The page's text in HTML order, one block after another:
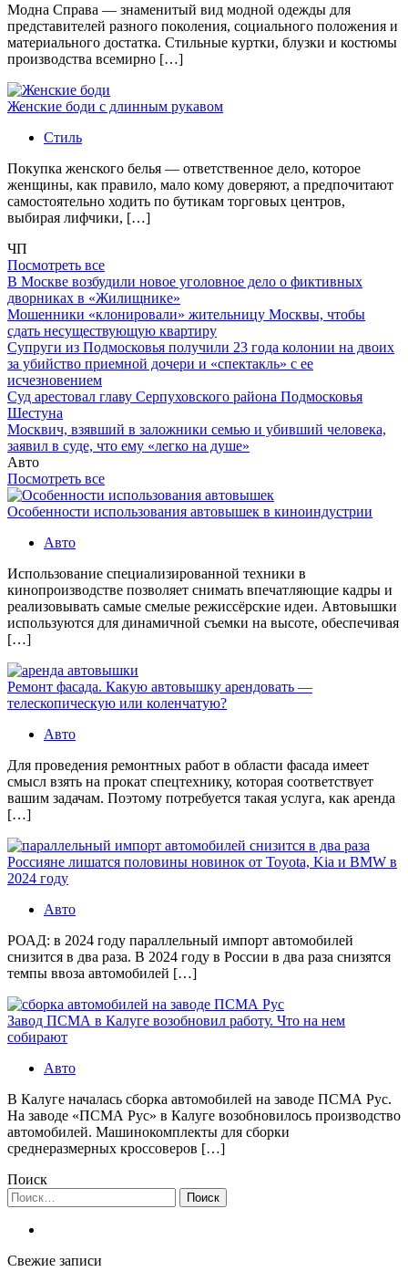
Модна Справа — знаменитый вид модной одежды для
представителей разного поколения, социального положения и
материального достатка. Стильные куртки, блузки и костюмы
производства всемирно […]
Женские боди с длинным рукавом
Стиль
Покупка женского белья — ответственное дело, которое
женщины, как правило, мало кому доверяют, а предпочитают
самостоятельно ходить по бутикам торговых центров,
выбирая лифчики, […]
ЧП
Посмотреть все
В Москве возбудили новое уголовное дело о фиктивных
дворниках в «Жилищнике»
Мошенники «клонировали» жительницу Москвы, чтобы
сдать несуществующую квартиру
Супруги из Подмосковья получили 23 года колонии на двоих
за убийство приемной дочери и «спектакль» с ее
исчезновением
Суд арестовал главу Серпуховского района Подмосковья
Шестуна
Москвич, взявший в заложники семью и убивший человека,
заявил в суде, что ему «легко на душе»
Авто
Посмотреть все
Особенности использования автовышек в киноиндустрии
Авто
Использование специализированной техники в
кинопроизводстве позволяет снимать впечатляющие кадры и
реализовывать самые смелые режиссёрские идеи. Автовышки
используются для динамичной съемки на высоте, обеспечивая
[…]
Ремонт фасада. Какую автовышку арендовать —
телескопическую или коленчатую?
Авто
Для проведения ремонтных работ в области фасада имеет
смысл взять на прокат спецтехнику, которая соответствует
вашим задачам. Поэтому потребуется такая услуга, как аренда
[…]
Россияне лишатся половины новинок от Toyota, Kia и BMW в
2024 году
Авто
РОАД: в 2024 году параллельный импорт автомобилей
снизится в два раза. В 2024 году в России в два раза снизятся
темпы ввоза автомобилей […]
Завод ПСМА в Калуге возобновил работу. Что на нем
собирают
Авто
В Калуге началась сборка автомобилей на заводе ПСМА Рус.
На заводе «ПСМА Рус» в Калуге возобновилось производство
автомобилей. Машинокомплекты для сборки
среднеразмерных кроссоверов […]
Поиск
Найти:
Свежие записи